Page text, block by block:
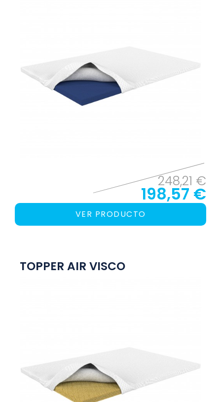
248,21 €
198,57 €
VER PRODUCTO
TOPPER AIR VISCO